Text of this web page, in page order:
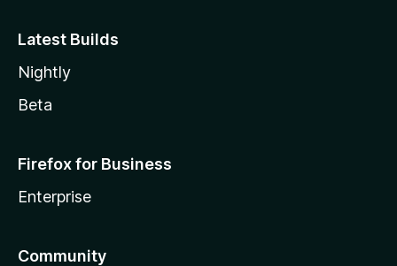
Latest Builds
Nightly
Beta
Firefox for Business
Enterprise
Community